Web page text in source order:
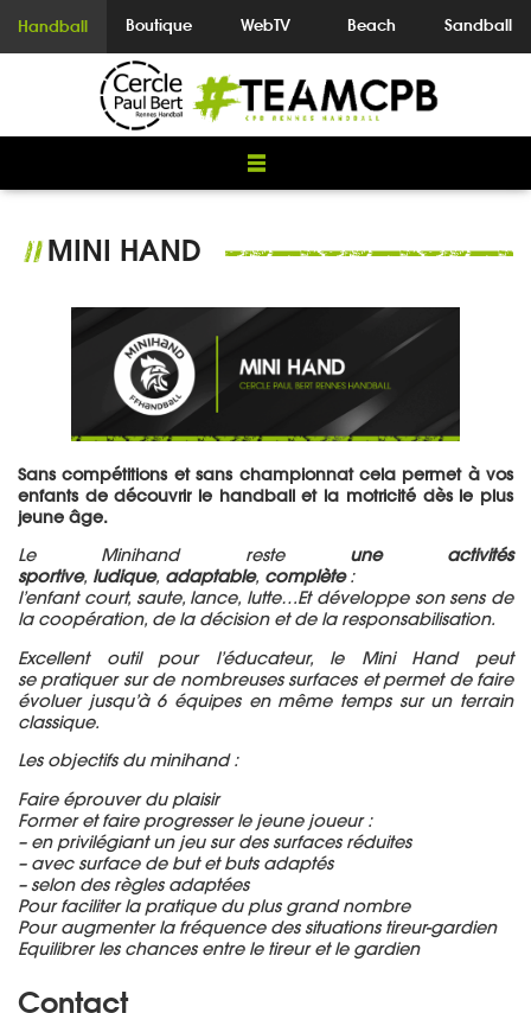
Handball Boutique WebTV Beach Sandball
//MINI HAND
Sans compétitions et sans championnat cela permet à vos
enfants de découvrir le handball et la motricité dès le plus
jeune âge.
Le Minihand reste une activités
sportive, ludique, adaptable, complète:
l’enfant court, saute, lance, lutte…Et développe son sens de
la coopération, de la décision et de la responsabilisation.
Excellent outil pour l’éducateur, le Mini Hand peut
se pratiquer sur de nombreuses surfaces et permet de faire
évoluer jusqu’à 6 équipes en même temps sur un terrain
classique.​​
Les objectifs du minihand :​
Faire éprouver du plaisir​
Former et faire progresser le jeune joueur :​
– en privilégiant un jeu sur des surfaces réduites
– avec surface de but et buts adaptés
– selon des règles adaptées
Pour faciliter la pratique du plus grand nombre​
Pour augmenter la fréquence des situations tireur-gardien​
Equilibrer les chances entre le tireur et le gardien
Contact